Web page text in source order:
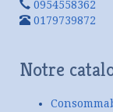
0954558362
0179739872
Notre